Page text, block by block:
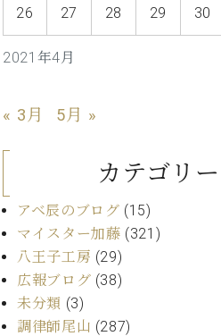
2021年4月
26 27 28 29 30
« 3月 5月 »
カテゴリー
アベ辰のブログ (15)
マイスター加藤 (321)
八王子工房 (29)
広報ブログ (38)
未分類 (3)
調律師尾山 (287)